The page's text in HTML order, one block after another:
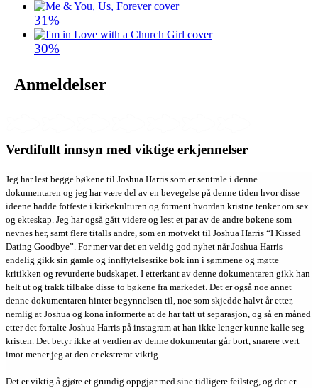
31%
30%
Anmeldelser
Verdifullt innsyn med viktige erkjennelser
Jeg har lest begge bøkene til Joshua Harris som er sentrale i denne
dokumentaren og jeg har være del av en bevegelse på denne tiden hvor disse
ideene hadde fotfeste i kirkekulturen og forment hvordan kristne tenker om sex
og ekteskap. Jeg har også gått videre og lest et par av de andre bøkene som
nevnes her, samt flere titalls andre, som en motvekt til Joshua Harris “I Kissed
Dating Goodbye”. For mer var det en veldig god nyhet når Joshua Harris
endelig gikk sin gamle og innflytelsesrike bok inn i sømmene og møtte
kritikken og revurderte budskapet. I etterkant av denne dokumentaren gikk han
helt ut og trakk tilbake disse to bøkene fra markedet. Det er også noe annet
denne dokumentaren hinter begynnelsen til, noe som skjedde halvt år etter,
nemlig at Joshua og kona informerte at de har tatt ut separasjon, og så en måned
etter det fortalte Joshua Harris på instagram at han ikke lenger kunne kalle seg
kristen. Det betyr ikke at verdien av denne dokumentar går bort, snarere tvert
imot mener jeg at den er ekstremt viktig.
Det er viktig å gjøre et grundig oppgjør med sine tidligere feilsteg, og det er